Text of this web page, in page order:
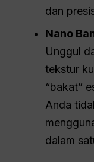
dan
Nano
Unggul
tekstur
“bakat”
Anda
dalam